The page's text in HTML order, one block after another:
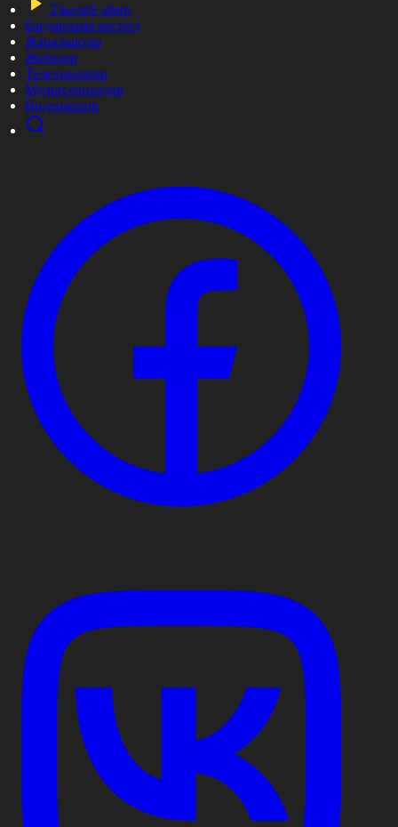
Тікелей эфир
Бағдарлама кестесі
Жаңалықтар
Жобалар
Телехикаялар
Мультсериалдар
Видеоархив